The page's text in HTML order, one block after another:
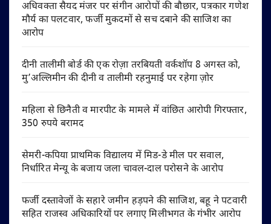
अधिवक्ता सैयद मंजर पर संगीन आरोपों की बौछार, पत्रकार गणेश
मौर्य का पलटवार, फर्जी मुकदमों से सच दबाने की साजिश का
आरोप
दीनी तालीमी बोर्ड की एक रोज़ा तरबियती वर्कशॉप 8 अगस्त को,
मु’अल्लिमीन की दीनी व तालीमी रहनुमाई पर रहेगा ज़ोर
महिला से छिनैती व मारपीट के मामले में वांछित आरोपी गिरफ्तार,
350 रुपये बरामद
सेमरी-कपिया प्राथमिक विद्यालय में मिड-डे मील पर सवाल,
निर्धारित मेन्यू के बजाय जला चावल-दाल परोसने के आरोप
फर्जी दस्तावेजों के सहारे जमीन हड़पने की साजिश, बहू ने पटवारी
सहित राजस्व अधिकारियों पर लगाए मिलीभगत के गंभीर आरोप